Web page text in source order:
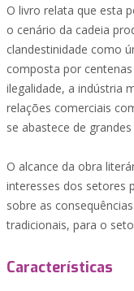
O livro relata que esta
o cenário da cadeia
clandestinidade como
composta por
ilegalidade, a indústria
relações comerciais
se abastece de
O alcance da obra
interesses dos setores
sobre as
tradicionais, para o
Características